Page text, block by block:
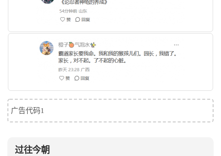
广告代码1
过往今朝